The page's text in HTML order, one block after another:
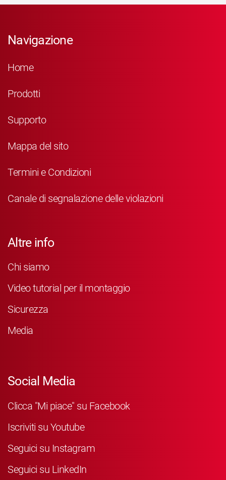
Navigazione
Home
Prodotti
Supporto
Mappa del sito
Termini e Condizioni
Canale di segnalazione delle violazioni
Altre info
Chi siamo
Video tutorial per il montaggio
Sicurezza
Media
Social Media
Clicca "Mi piace" su Facebook
Iscriviti su Youtube
Seguici su Instagram
Seguici su LinkedIn